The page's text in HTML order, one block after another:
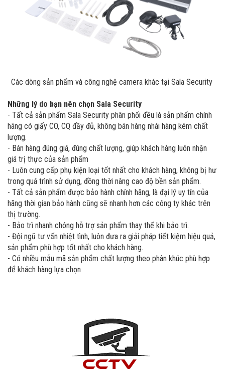
Các dòng sản phẩm và công nghệ camera khác tại Sala Security
Những lý do bạn nên chọn Sala Security
- Tất cả sản phẩm Sala Security phân phối đều là sản phẩm chính
hãng có giấy CO, CQ đầy đủ, không bán hàng nhái hàng kém chất
lượng.
- Bán hàng đúng giá, đúng chất lượng, giúp khách hàng luôn nhận
giá trị thực của sản phẩm
- Luôn cung cấp phụ kiện loại tốt nhất cho khách hàng, không bị hư
trong quá trình sử dụng, đồng thời nâng cao độ bền sản phẩm.
- Tất cả sản phẩm được bảo hành chính hãng, là đại lý uy tín của
hãng thời gian bảo hành cũng sẽ nhanh hơn các công ty khác trên
thị trường.
- Bảo trì nhanh chóng hỗ trợ sản phẩm thay thế khi bảo trì.
- Đội ngũ tư vấn nhiệt tình, luôn đưa ra giải pháp tiết kiệm hiệu quả,
sản phẩm phù hợp tốt nhất cho khách hàng.
- Có nhiều mẫu mã sản phẩm chất lượng theo phân khúc phù hợp
để khách hàng lựa chọn